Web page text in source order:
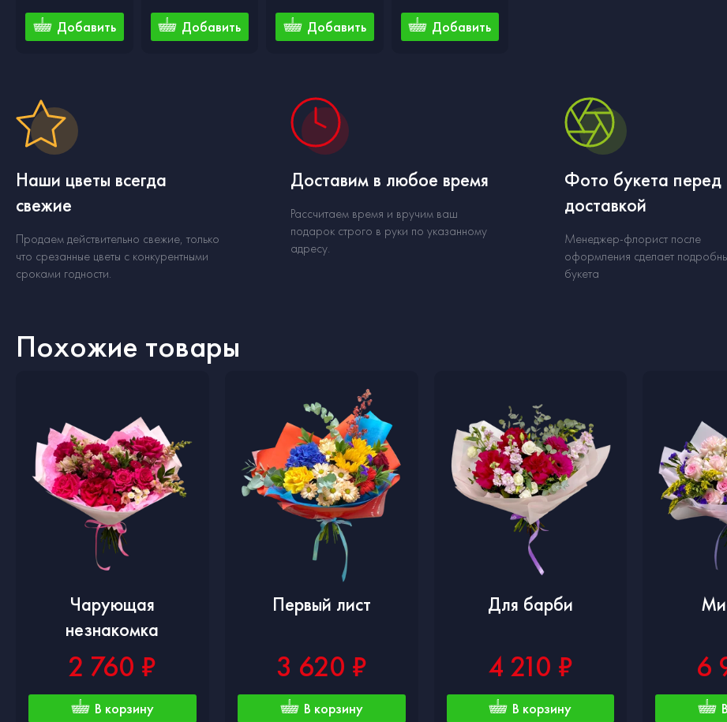
Добавить Добавить Добавить Добавить
Наши цветы всегда
свежие
Продаем действительно свежие, только
что срезанные цветы с конкурентными
сроками годности.
Доставим в любое время
Рассчитаем время и вручим ваш
подарок строго в руки по указанному
адресу.
Фото букета перед
доставкой
Менеджер-флорист после
оформления сделает
букета
Похожие товары
Чарующая
незнакомка
2 760 ₽
В корзину
Первый лист
3 620 ₽
В корзину
Для барби
4 210 ₽
В корзину
6